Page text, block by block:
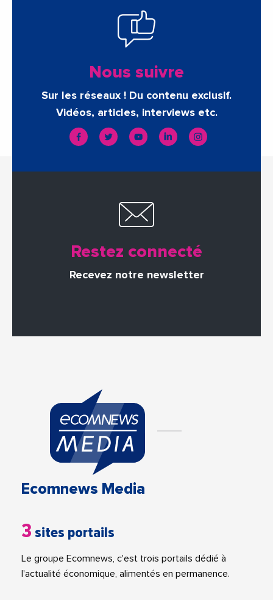
Nous suivre
Sur les réseaux ! Du contenu exclusif.
Vidéos, articles, interviews etc.
Restez connecté
Recevez notre newsletter
Ecomnews Media
3 sites portails
Le groupe Ecomnews, c'est trois portails dédié à
l'actualité économique, alimentés en permanence.